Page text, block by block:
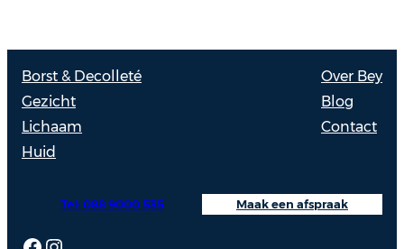
Borst & Decolleté
Gezicht
Lichaam
Huid
Over Bey
Blog
Contact
Maak een afspraak
Tel: 088 9000 535